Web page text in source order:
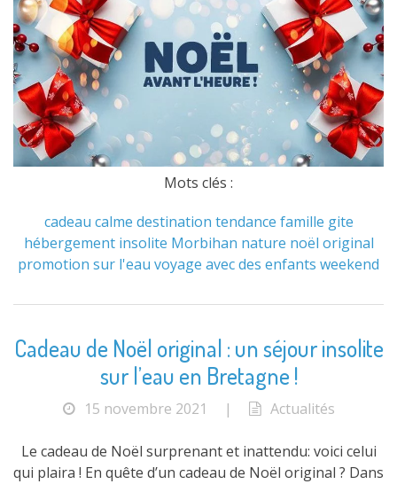
Mots clés :
cadeau calme destination tendance famille gite
hébergement insolite Morbihan nature noël original
promotion sur l'eau voyage avec des enfants weekend
Cadeau de Noël original : un séjour insolite
sur l’eau en Bretagne !
15 novembre 2021 | Actualités
Le cadeau de Noël surprenant et inattendu: voici celui
qui plaira ! En quête d’un cadeau de Noël original ? Dans